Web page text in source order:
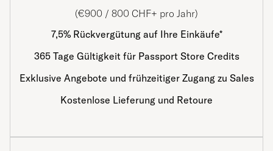
(€900 / 800 CHF+ pro Jahr)
7,5% Rückvergütung auf Ihre Einkäufe*
365 Tage Gültigkeit für Passport Store Credits
Exklusive Angebote und frühzeitiger Zugang zu Sales
Kostenlose Lieferung und Retoure